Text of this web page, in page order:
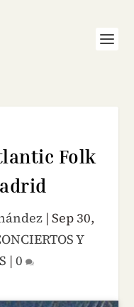
Folk
| Sep 30,
Y
| 0